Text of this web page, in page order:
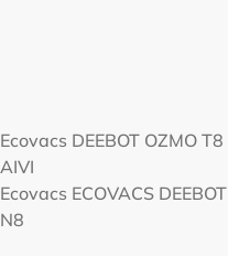
Ecovacs DEEBOT OZMO T8
AIVI
Ecovacs ECOVACS DEEBOT
N8